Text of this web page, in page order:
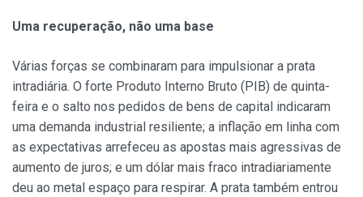
Uma recuperação, não uma base
Várias forças se combinaram para impulsionar a prata
intradiária. O forte Produto Interno Bruto (PIB) de quinta-
feira e o salto nos pedidos de bens de capital indicaram
uma demanda industrial resiliente; a inflação em linha com
as expectativas arrefeceu as apostas mais agressivas de
aumento de juros; e um dólar mais fraco intradiariamente
deu ao metal espaço para respirar. A prata também entrou